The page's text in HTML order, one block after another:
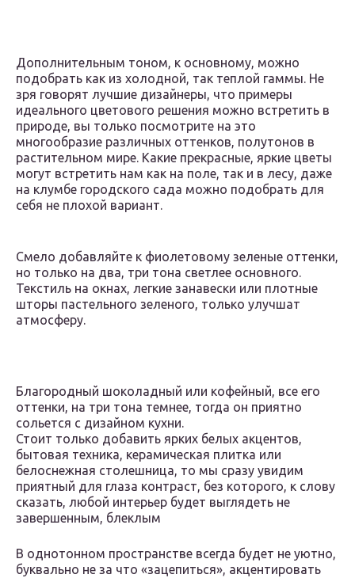
Дополнительным тоном, к основному, можно
подобрать как из холодной, так теплой гаммы. Не
зря говорят лучшие дизайнеры, что примеры
идеального цветового решения можно встретить в
природе, вы только посмотрите на это
многообразие различных оттенков, полутонов в
растительном мире. Какие прекрасные, яркие цветы
могут встретить нам как на поле, так и в лесу, даже
на клумбе городского сада можно подобрать для
себя не плохой вариант.
Смело добавляйте к фиолетовому зеленые оттенки,
но только на два, три тона светлее основного.
Текстиль на окнах, легкие занавески или плотные
шторы пастельного зеленого, только улучшат
атмосферу.
Благородный шоколадный или кофейный, все его
оттенки, на три тона темнее, тогда он приятно
сольется с дизайном кухни.
Стоит только добавить ярких белых акцентов,
бытовая техника, керамическая плитка или
белоснежная столешница, то мы сразу увидим
приятный для глаза контраст, без которого, к слову
сказать, любой интерьер будет выглядеть не
завершенным, блеклым
В однотонном пространстве всегда будет не уютно,
буквально не за что «зацепиться», акцентировать